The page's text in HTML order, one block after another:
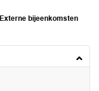
Externe bijeenkomsten